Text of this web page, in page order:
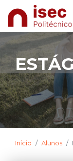
Início Alunos